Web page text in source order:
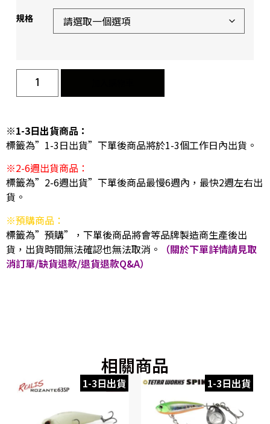
規格
※1-3日出貨商品：
標籤為”1-3日出貨”下單後商品將於1-3個工作日內出貨。
※2-6週出貨商品：
標籤為”2-6週出貨”下單後商品最慢6週內，最快2週左右出
貨。
※預購商品：
標籤為”預購”，下單後商品將會等品牌製造商生產後出
貨，出貨時間無法確認也無法取消。
（關於下單詳情請見取
消訂單/缺貨退款/退貨退款Q&A）
相關商品
1-3日出貨 1-3日出貨